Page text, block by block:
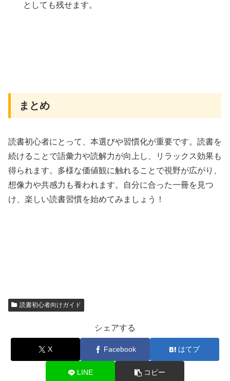
としても残せます。
まとめ
読書初心者にとって、本選びや習慣化が重要です。読書を
続けることで語彙力や読解力が向上し、リラックス効果も
得られます。多様な価値観に触れることで視野が広がり、
想像力や共感力も養われます。自分に合った一冊を見つ
け、楽しい読書習慣を始めてみましょう！
読書初心者向けガイド
シェアする
X Facebook はてブ
LINE コピー